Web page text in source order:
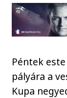
Péntek
pályára a
Kupa